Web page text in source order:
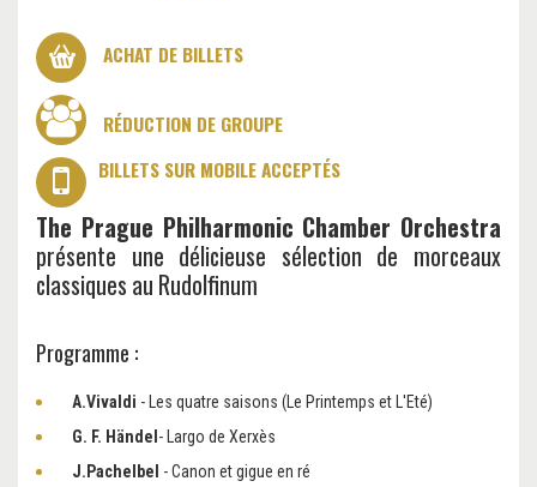
ACHAT DE BILLETS
RÉDUCTION DE GROUPE
BILLETS SUR MOBILE ACCEPTÉS
The Prague Philharmonic Chamber Orchestra
présente une délicieuse sélection de morceaux
classiques au Rudolfinum
Programme :
A.Vivaldi - Les quatre saisons (Le Printemps et L'Eté)
G. F. Händel - Largo de Xerxès
J. Pachelbel - Canon et gigue en ré